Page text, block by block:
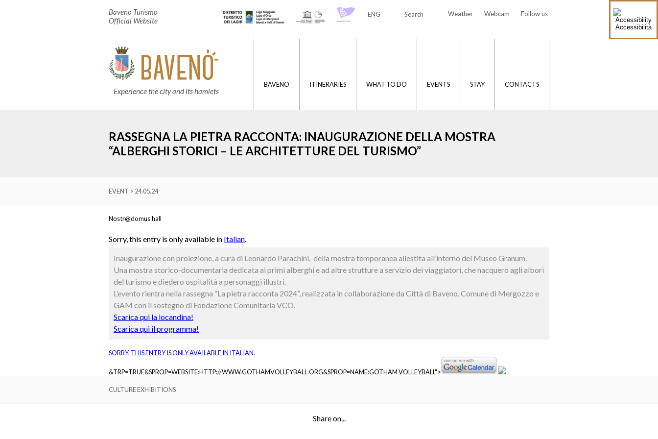
Accessibilità
Baveno Turismo
Official Website
Follow us
Webcam
Weather
Search
ENG
Experience the city and its hamlets
BAVENO ITINERARIES WHAT TO DO EVENTS STAY CONTACTS
RASSEGNA LA PIETRA RACCONTA: INAUGURAZIONE DELLA MOSTRA
“ALBERGHI STORICI – LE ARCHITETTURE DEL TURISMO”
EVENT > 24.05.24
Nostr@domus hall
Sorry, this entry is only available in Italian.
Inaugurazione con proiezione, a cura di Leonardo Parachini, della mostra temporanea allestita all’interno del Museo Granum.
Una mostra storico-documentaria dedicata ai primi alberghi e ad altre strutture a servizio dei viaggiatori, che nacquero agli albori
del turismo e diedero ospitalità a personaggi illustri.
L’evento rientra nella rassegna “La pietra racconta 2024”, realizzata in collaborazione da Città di Baveno, Comune di Mergozzo e
GAM con il sostegno di Fondazione Comunitaria VCO.
Scarica qui la locandina!
Scarica qui il programma!
SORRY, THIS ENTRY IS ONLY AVAILABLE IN ITALIAN.
&TRP=TRUE&SPROP=WEBSITE:HTTP://WWW.GOTHAMVOLLEYBALL.ORG&SPROP=NAME:GOTHAM VOLLEYBALL">
CULTURE EXHIBITIONS
Share on...